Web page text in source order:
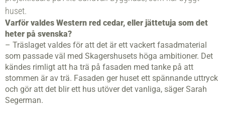
huset.
Varför valdes Western red cedar, eller jättetuja som det
heter på svenska?
– Träslaget valdes för att det är ett vackert fasadmaterial
som passade väl med Skagers­husets höga ambitioner. Det
kändes rimligt att ha trä på fasaden med tanke på att
stommen är av trä. Fasaden ger huset ett spännande uttryck
och gör att det blir ett hus utöver det vanliga, säger Sarah
Segerman.